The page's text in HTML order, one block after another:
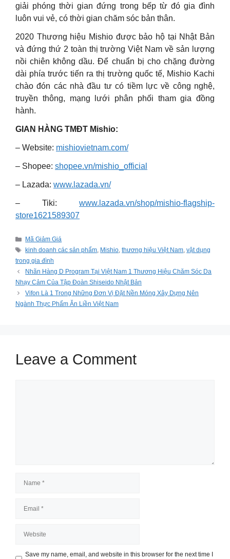
giải phóng thời gian đứng trong bếp từ đó gia đình
luôn vui vẻ, có thời gian chăm sóc bản thân.
2020 Thương hiệu Mishio được bảo hộ tại Nhật Bản
và đứng thứ 2 toàn thị trường Việt Nam về sản lượng
nồi chiên không dầu. Để chuẩn bị cho chặng đường
dài phía trước tiến ra thị trường quốc tế, Mishio Kachi
chào đón các nhà đầu tư có tiềm lực về công nghệ,
truyền thông, mạng lưới phân phối tham gia đồng
hành.
GIAN HÀNG TMĐT Mishio:
– Website: mishiovietnam.com/
– Shopee: shopee.vn/mishio_official
– Lazada: www.lazada.vn/
– Tiki: www.lazada.vn/shop/mishio-flagship-
store1621589307
Categories
Mã Giảm Giá
Tags
kinh doanh các sản phẩm, Mishio,thương hiệu Việt Nam,vật dụng
trong gia đình
Nhãn Hàng D Program Tại Việt Nam 1 Thương Hiệu Chăm Sóc Da
Nhạy Cảm Của Tập Đoàn Shiseido Nhật Bản
Vifon Là 1 Trong Những Đơn Vị Đặt Nền Móng Xây Dựng Nên
Ngành Thực Phẩm Ăn Liền Việt Nam
Leave a Comment
Save my name, email, and website in this browser for the next time I